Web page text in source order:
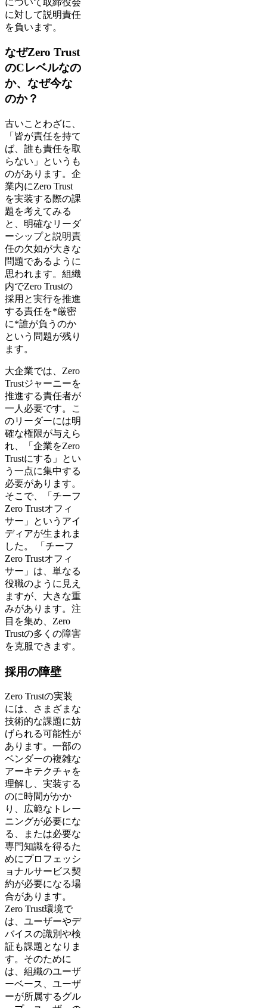
に対して説明責任
を負います。
なぜZero Trust
のCレベルなの
か、なぜ今な
のか？
古いことわざに、
「皆が責任を持て
ば、誰も責任を取
らない」というも
のがあります。企
業内にZero Trust
を実装する際の課
題を考えてみる
と、明確なリーダ
ーシップと説明責
任の欠如が大きな
問題であるように
思われます。組織
内でZero Trustの
採用と実行を推進
する責任を*厳密
に*誰が負うのか
という問題が残り
ます。
大企業では、Zero
Trustジャーニーを
推進する責任者が
一人必要です。こ
のリーダーには明
確な権限が与えら
れ、「企業をZero
Trustにする」とい
う一点に集中する
必要があります。
そこで、「チーフ
Zero Trustオフィ
サー」というアイ
ディアが生まれま
した。 「チーフ
Zero Trustオフィ
サー」は、単なる
役職のように見え
ますが、大きな重
みがあります。注
目を集め、Zero
Trustの多くの障害
を克服できます。
採用の障壁
Zero Trustの実装
には、さまざまな
技術的な課題に妨
げられる可能性が
あります。一部の
ベンダーの複雑な
アーキテクチャを
理解し、実装する
のに時間がかか
り、広範なトレー
ニングが必要にな
る、または必要な
専門知識を得るた
めにプロフェッシ
ョナルサービス契
約が必要になる場
合があります。
Zero Trust環境で
は、ユーザーやデ
バイスの識別や検
証も課題となりま
す。そのために
は、組織のユーザ
ーベース、ユーザ
ーが所属するグル